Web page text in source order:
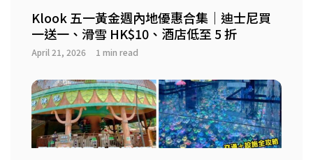
Klook 五一黃金週內地優惠合集｜迪士尼買
一送一、滑雪 HK$10、酒店低至 5 折
April 21, 2026 1 min read